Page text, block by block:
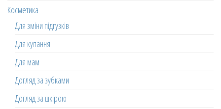
Косметика
Для зміни підгузків
Для купання
Для мам
Догляд за зубками
Догляд за шкірою